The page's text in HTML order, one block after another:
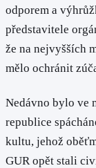
odporem a
představitele
že na nejvyšších
mělo ochránit
Nedávno bylo ve
republice
kultu, jehož
GUR opět stali